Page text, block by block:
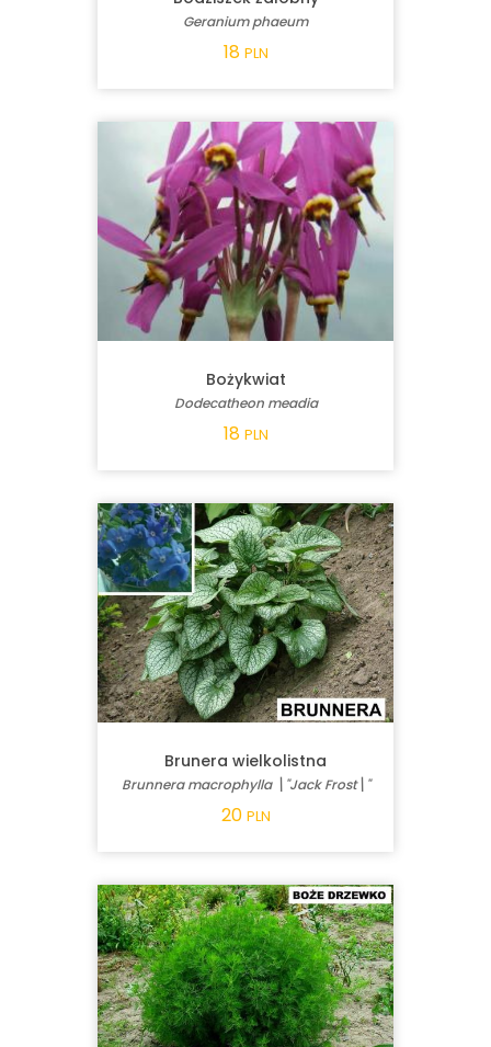
Geranium phaeum
18 PLN
Bożykwiat
Dodecatheon meadia
18 PLN
Brunera wielkolistna
Brunnera macrophylla \"Jack Frost\"
20 PLN